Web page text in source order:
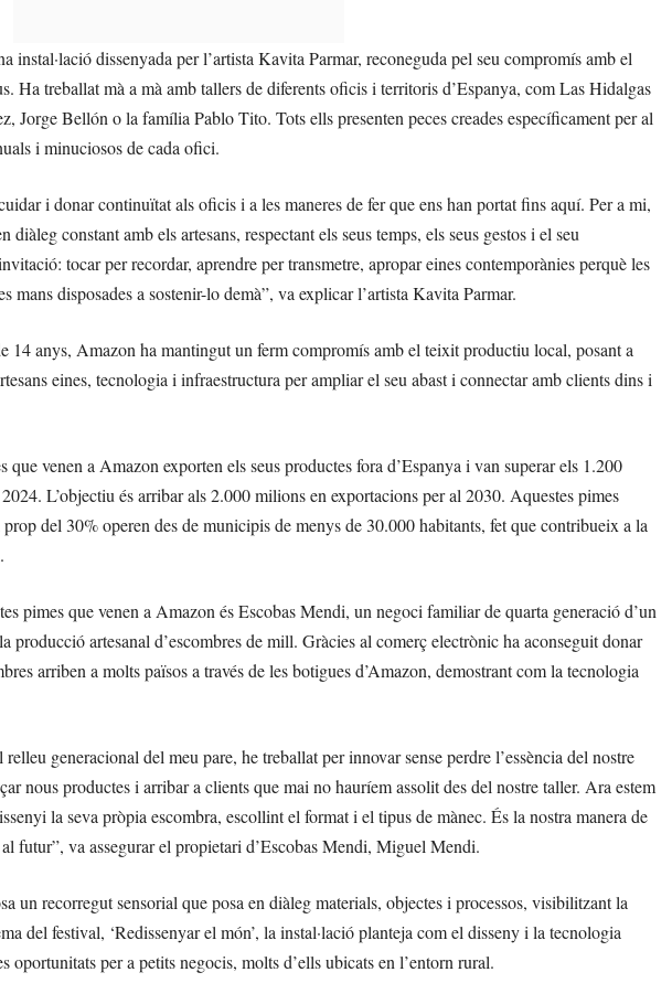
instal·lació dissenyada per l’artista Kavita Parmar, reconeguda pel seu compromís amb el
Ha treballat mà a mà amb tallers de diferents oficis i territoris d’Espanya, com Las Hidalgas
Bellón o la família Pablo Tito. Tots ells presenten peces creades específicament per al
i minuciosos de cada ofici.
i donar continuïtat als oficis i a les maneres de fer que ens han portat fins aquí. Per a mi,
constant amb els artesans, respectant els seus temps, els seus gestos i el seu
tocar per recordar, aprendre per transmetre, apropar eines contemporànies perquè les
mans disposades a sostenir-lo demà”, va explicar l’artista Kavita Parmar.
14 anys, Amazon ha mantingut un ferm compromís amb el teixit productiu local, posant a
eines, tecnologia i infraestructura per ampliar el seu abast i connectar amb clients dins i
venen a Amazon exporten els seus productes fora d’Espanya i van superar els 1.200
L’objectiu és arribar als 2.000 milions en exportacions per al 2030. Aquestes pimes
del 30% operen des de municipis de menys de 30.000 habitants, fet que contribueix a la
pimes que venen a Amazon és Escobas Mendi, un negoci familiar de quarta generació d’un
producció artesanal d’escombres de mill. Gràcies al comerç electrònic ha aconseguit donar
arriben a molts països a través de les botigues d’Amazon, demostrant com la tecnologia
generacional del meu pare, he treballat per innovar sense perdre l’essència del nostre
nous productes i arribar a clients que mai no hauríem assolit des del nostre taller. Ara estem
la seva pròpia escombra, escollint el format i el tipus de mànec. És la nostra manera de
futur”, va assegurar el propietari d’Escobas Mendi, Miguel Mendi.
un recorregut sensorial que posa en diàleg materials, objectes i processos, visibilitzant la
del festival, ‘Redissenyar el món’, la instal·lació planteja com el disseny i la tecnologia
oportunitats per a petits negocis, molts d’ells ubicats en l’entorn rural.